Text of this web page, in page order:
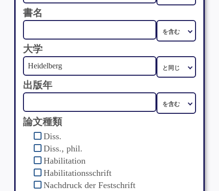
書名
大学
出版年
論文種類
Diss.
Diss., phil.
Habilitation
Habilitationsschrift
Nachdruck der Festschrift